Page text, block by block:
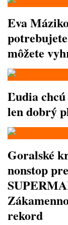
Eva
môžete
Ľudia chcú
len dobrý
Goralské
nonstop
rekord